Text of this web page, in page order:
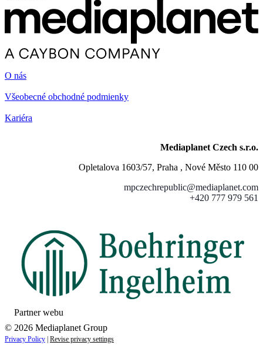
O nás
Všeobecné obchodné podmienky
Kariéra
Mediaplanet Czech s.r.o.
Opletalova 1603/57, Praha , Nové Město 110 00
mpczechrepublic@mediaplanet.com
+420 777 979 561
Partner webu
© 2026 Mediaplanet Group
Privacy Policy Revise privacy settings